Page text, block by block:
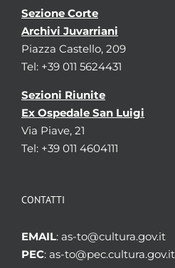
Sezione Corte
Archivi Juvarriani
Piazza Castello, 209
Tel: +39 011 5624431
Sezioni Riunite
Ex Ospedale San Luigi
Via Piave, 21
Tel: +39 011 4604111
CONTATTI
EMAIL: as-to@cultura.gov.it
PEC: as-to@pec.cultura.gov.it